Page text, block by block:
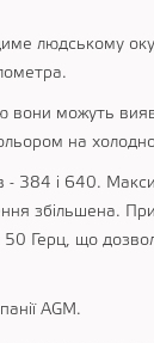
людському
можуть
на
- 384 і 640.
збільшена.
Герц, що
AGM.